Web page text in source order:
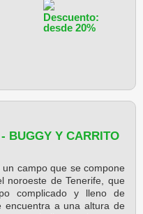
Descuento:
desde 20%
- BUGGY Y CARRITO
un campo que se compone
noroeste de Tenerife, que
complicado y lleno de
encuentra a una altura de